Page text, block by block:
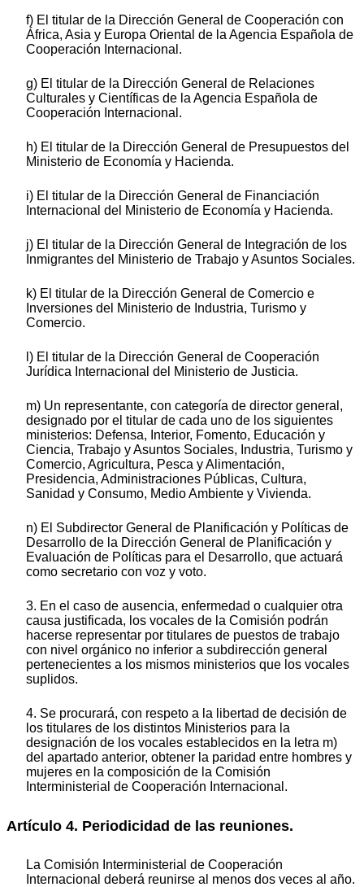
f) El titular de la Dirección General de Cooperación con
África, Asia y Europa Oriental de la Agencia Española de
Cooperación Internacional.
g) El titular de la Dirección General de Relaciones
Culturales y Científicas de la Agencia Española de
Cooperación Internacional.
h) El titular de la Dirección General de Presupuestos del
Ministerio de Economía y Hacienda.
i) El titular de la Dirección General de Financiación
Internacional del Ministerio de Economía y Hacienda.
j) El titular de la Dirección General de Integración de los
Inmigrantes del Ministerio de Trabajo y Asuntos Sociales.
k) El titular de la Dirección General de Comercio e
Inversiones del Ministerio de Industria, Turismo y
Comercio.
l) El titular de la Dirección General de Cooperación
Jurídica Internacional del Ministerio de Justicia.
m) Un representante, con categoría de director general,
designado por el titular de cada uno de los siguientes
ministerios: Defensa, Interior, Fomento, Educación y
Ciencia, Trabajo y Asuntos Sociales, Industria, Turismo y
Comercio, Agricultura, Pesca y Alimentación,
Presidencia, Administraciones Públicas, Cultura,
Sanidad y Consumo, Medio Ambiente y Vivienda.
n) El Subdirector General de Planificación y Políticas de
Desarrollo de la Dirección General de Planificación y
Evaluación de Políticas para el Desarrollo, que actuará
como secretario con voz y voto.
3. En el caso de ausencia, enfermedad o cualquier otra
causa justificada, los vocales de la Comisión podrán
hacerse representar por titulares de puestos de trabajo
con nivel orgánico no inferior a subdirección general
pertenecientes a los mismos ministerios que los vocales
suplidos.
4. Se procurará, con respeto a la libertad de decisión de
los titulares de los distintos Ministerios para la
designación de los vocales establecidos en la letra m)
del apartado anterior, obtener la paridad entre hombres y
mujeres en la composición de la Comisión
Interministerial de Cooperación Internacional.
Artículo 4. Periodicidad de las reuniones.
La Comisión Interministerial de Cooperación
Internacional deberá reunirse al menos dos veces al año.